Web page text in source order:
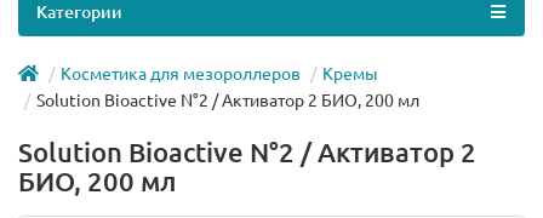
Категории
Косметика для мезороллеров
Кремы
Solution Bioactive N°2 / Активатор 2 БИО, 200 мл
Solution Bioactive N°2 / Активатор 2
БИО, 200 мл